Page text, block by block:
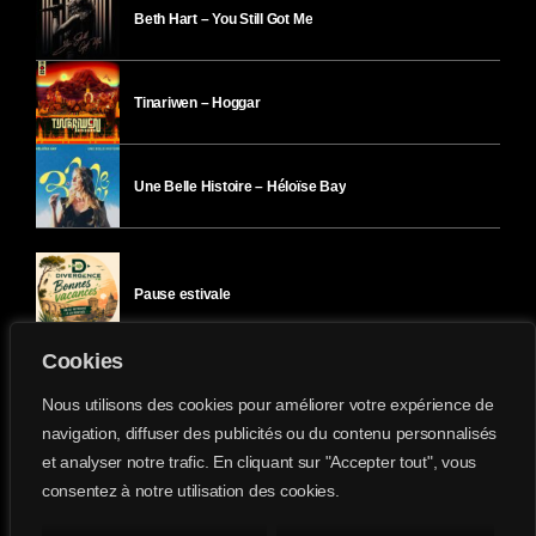
Cookies
Nous utilisons des cookies pour améliorer votre expérience de
navigation, diffuser des publicités ou du contenu personnalisés
et analyser notre trafic. En cliquant sur "Accepter tout", vous
consentez à notre utilisation des cookies.
Beth Hart – You Still Got Me
Tinariwen – Hoggar
Une Belle Histoire – Héloïse Bay
Pause estivale
Ici l’Ombre – mardi 28 juillet